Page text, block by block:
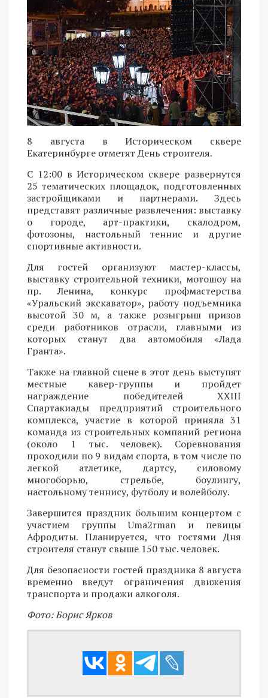
8 августа в Историческом сквере
Екатеринбурге отметят День строителя.
С 12:00 в Историческом сквере развернутся
25 тематических площадок, подготовленных
застройщиками и партнерами. Здесь
представят различные развлечения: выставку
о городе, арт-практики, скалодром,
фотозоны, настольный теннис и другие
спортивные активности.
Для гостей организуют мастер-классы,
выставку строительной техники, мотошоу на
пр. Ленина, конкурс профмастерства
«Уральский экскаватор», работу подъемника
высотой 30 м, а также розыгрыш призов
среди работников отрасли, главными из
которых станут два автомобиля «Лада
Гранта».
Также на главной сцене в этот день выступят
местные кавер-группы и пройдет
награждение победителей XXIII
Спартакиады предприятий строительного
комплекса, участие в которой приняла 31
команда из строительных компаний региона
(около 1 тыс. человек). Соревнования
проходили по 9 видам спорта, в том числе по
легкой атлетике, дартсу, силовому
многоборью, стрельбе, боулингу,
настольному теннису, футболу и волейболу.
Завершится праздник большим концертом с
участием группы Uma2rman и певицы
Афродиты. Планируется, что гостями Дня
строителя станут свыше 150 тыс. человек.
Для безопасности гостей праздника 8 августа
временно введут ограничения движения
транспорта и продажи алкоголя.
Фото: Борис Ярков